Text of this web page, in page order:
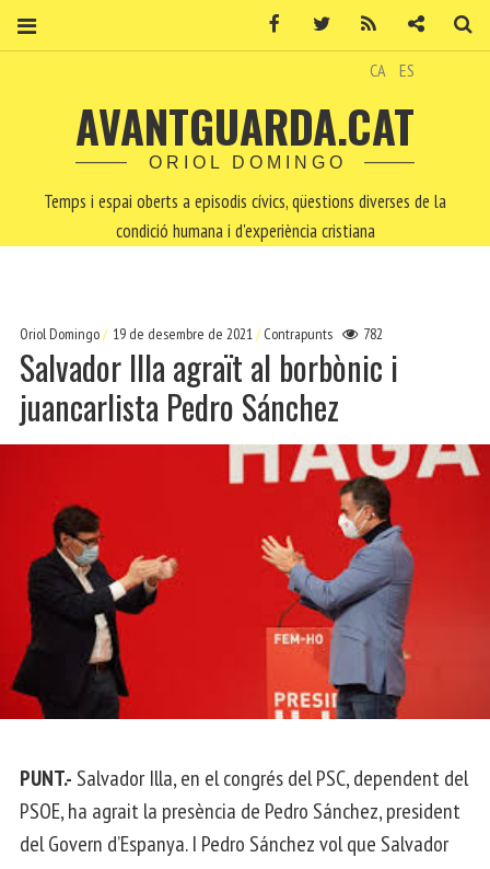
CA ES
AVANTGUARDA.CAT
ORIOL DOMINGO
Temps i espai oberts a episodis cívics, qüestions diverses de la
condició humana i d'experiència cristiana
Oriol Domingo 19 de desembre de 2021 Contrapunts 782
Salvador Illa agraït al borbònic i
juancarlista Pedro Sánchez
PUNT.- Salvador Illa, en el congrés del PSC, dependent del
PSOE, ha agrait la presència de Pedro Sánchez, president
del Govern d’Espanya. I Pedro Sánchez vol que Salvador
Facebook Twitter Contacte